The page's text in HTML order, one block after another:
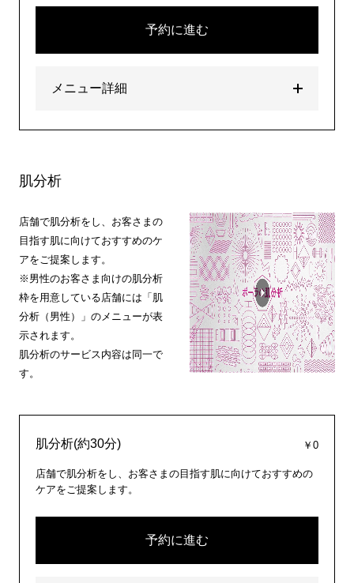
予約に進む
メニュー詳細
肌分析
店舗で肌分析をし、お客さまの
目指す肌に向けておすすめのケ
アをご提案します。
※男性のお客さま向けの肌分析
枠を用意している店舗には「肌
分析（男性）」のメニューが表
示されます。
肌分析のサービス内容は同一で
す。
肌分析(約30分) ￥0
店舗で肌分析をし、お客さまの目指す肌に向けておすすめの
ケアをご提案します。
予約に進む